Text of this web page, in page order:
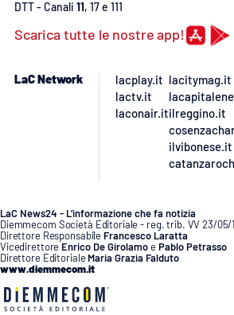
DTT - Canali 11, 17 e 111
Scarica tutte le nostre app!
LaC Network
lacplay.it
lactv.it
laconair.it
lacitymag.it
ilreggino.it
ilvibonese.it
LaC News24 - L’informazione che fa notizia
Diemmecom Società Editoriale - reg. trib. VV 23/05/
Direttore Responsabile Francesco Laratta
Vicedirettore Enrico De GirolamoePablo Petrasso
Direttore Editoriale Maria Grazia Falduto
www.diemmecom.it